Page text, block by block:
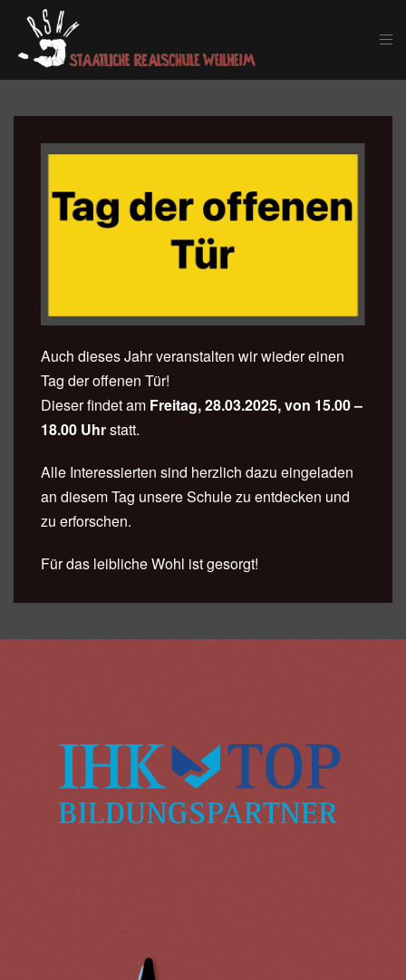
Skip to main content
Auch dieses Jahr veranstalten wir wieder einen
Tag der offenen Tür!
Dieser findet am Freitag, 28.03.2025, von 15.00 –
18.00 Uhrstatt.
Alle Interessierten sind herzlich dazu eingeladen
an diesem Tag unsere Schule zu entdecken und
zu erforschen.
Für das leibliche Wohl ist gesorgt!